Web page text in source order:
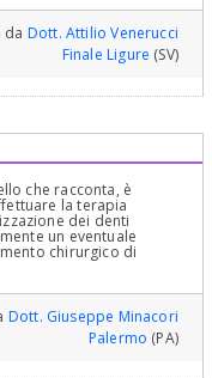
da Dott. Attilio Venerucci
Finale Ligure (SV)
che racconta, è
la terapia
dei denti
un eventuale
chirurgico di
Dott. Giuseppe Minacori
Palermo (PA)